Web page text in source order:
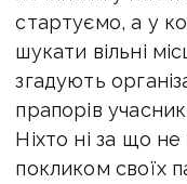
стартуємо, а у
шукати вільні
згадують
прапорів
Ніхто ні за що
покликом своїх